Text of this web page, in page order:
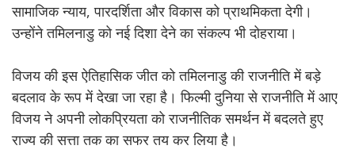
सामाजिक न्याय, पारदर्शिता और विकास को प्राथमिकता देगी।
उन्होंने तमिलनाडु को नई दिशा देने का संकल्प भी दोहराया।
विजय की इस ऐतिहासिक जीत को तमिलनाडु की राजनीति में बड़े
बदलाव के रूप में देखा जा रहा है। फिल्मी दुनिया से राजनीति में आए
विजय ने अपनी लोकप्रियता को राजनीतिक समर्थन में बदलते हुए
राज्य की सत्ता तक का सफर तय कर लिया है।